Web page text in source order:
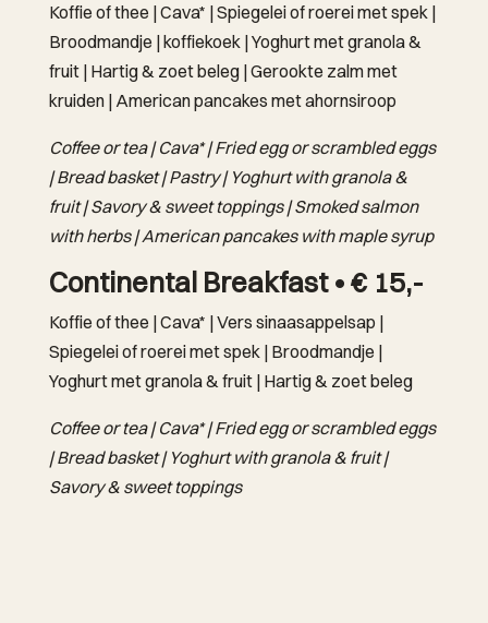
Koffie of thee | Cava* | Spiegelei of roerei met spek |
Broodmandje | koffiekoek | Yoghurt met granola &
fruit | Hartig & zoet beleg | Gerookte zalm met
kruiden | American pancakes met ahornsiroop
Coffee or tea | Cava* | Fried egg or scrambled eggs
| Bread basket | Pastry | Yoghurt with granola &
fruit | Savory & sweet toppings | Smoked salmon
with herbs | American pancakes with maple syrup
Continental Breakfast • € 15,-
Koffie of thee | Cava* | Vers sinaasappelsap |
Spiegelei of roerei met spek | Broodmandje |
Yoghurt met granola & fruit | Hartig & zoet beleg
Coffee or tea | Cava* | Fried egg or scrambled eggs
| Bread basket | Yoghurt with granola & fruit |
Savory & sweet toppings